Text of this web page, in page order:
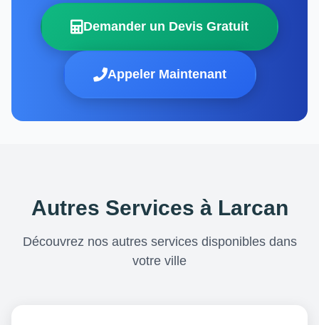
Demander un Devis Gratuit
Appeler Maintenant
Autres Services à Larcan
Découvrez nos autres services disponibles dans
votre ville